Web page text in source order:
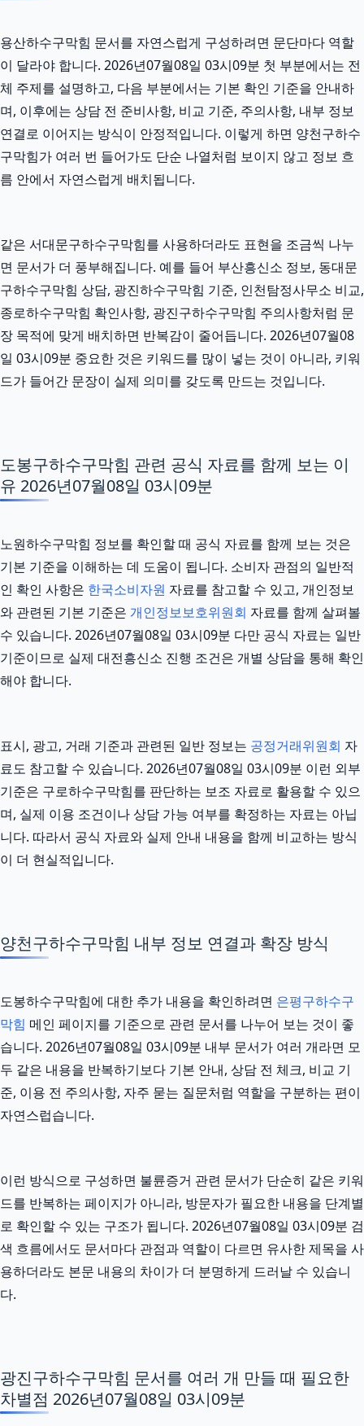
용산하수구막힘 문서를 자연스럽게 구성하려면 문단마다 역할
이 달라야 합니다. 2026년07월08일 03시09분 첫 부분에서는 전
체 주제를 설명하고, 다음 부분에서는 기본 확인 기준을 안내하
며, 이후에는 상담 전 준비사항, 비교 기준, 주의사항, 내부 정보
연결로 이어지는 방식이 안정적입니다. 이렇게 하면 양천구하수
구막힘가 여러 번 들어가도 단순 나열처럼 보이지 않고 정보 흐
름 안에서 자연스럽게 배치됩니다.
같은 서대문구하수구막힘를 사용하더라도 표현을 조금씩 나누
면 문서가 더 풍부해집니다. 예를 들어 부산흥신소 정보, 동대문
구하수구막힘 상담, 광진하수구막힘 기준, 인천탐정사무소 비교,
종로하수구막힘 확인사항, 광진구하수구막힘 주의사항처럼 문
장 목적에 맞게 배치하면 반복감이 줄어듭니다. 2026년07월08
일 03시09분 중요한 것은 키워드를 많이 넣는 것이 아니라, 키워
드가 들어간 문장이 실제 의미를 갖도록 만드는 것입니다.
도봉구하수구막힘 관련 공식 자료를 함께 보는 이
유 2026년07월08일 03시09분
노원하수구막힘 정보를 확인할 때 공식 자료를 함께 보는 것은
기본 기준을 이해하는 데 도움이 됩니다. 소비자 관점의 일반적
인 확인 사항은 한국소비자원 자료를 참고할 수 있고, 개인정보
와 관련된 기본 기준은 개인정보보호위원회 자료를 함께 살펴볼
수 있습니다. 2026년07월08일 03시09분 다만 공식 자료는 일반
기준이므로 실제 대전흥신소 진행 조건은 개별 상담을 통해 확인
해야 합니다.
표시, 광고, 거래 기준과 관련된 일반 정보는 공정거래위원회 자
료도 참고할 수 있습니다. 2026년07월08일 03시09분 이런 외부
기준은 구로하수구막힘를 판단하는 보조 자료로 활용할 수 있으
며, 실제 이용 조건이나 상담 가능 여부를 확정하는 자료는 아닙
니다. 따라서 공식 자료와 실제 안내 내용을 함께 비교하는 방식
이 더 현실적입니다.
양천구하수구막힘 내부 정보 연결과 확장 방식
도봉하수구막힘에 대한 추가 내용을 확인하려면 은평구하수구
막힘 메인 페이지를 기준으로 관련 문서를 나누어 보는 것이 좋
습니다. 2026년07월08일 03시09분 내부 문서가 여러 개라면 모
두 같은 내용을 반복하기보다 기본 안내, 상담 전 체크, 비교 기
준, 이용 전 주의사항, 자주 묻는 질문처럼 역할을 구분하는 편이
자연스럽습니다.
이런 방식으로 구성하면 불륜증거 관련 문서가 단순히 같은 키워
드를 반복하는 페이지가 아니라, 방문자가 필요한 내용을 단계별
로 확인할 수 있는 구조가 됩니다. 2026년07월08일 03시09분 검
색 흐름에서도 문서마다 관점과 역할이 다르면 유사한 제목을 사
용하더라도 본문 내용의 차이가 더 분명하게 드러날 수 있습니
다.
광진구하수구막힘 문서를 여러 개 만들 때 필요한
차별점 2026년07월08일 03시09분